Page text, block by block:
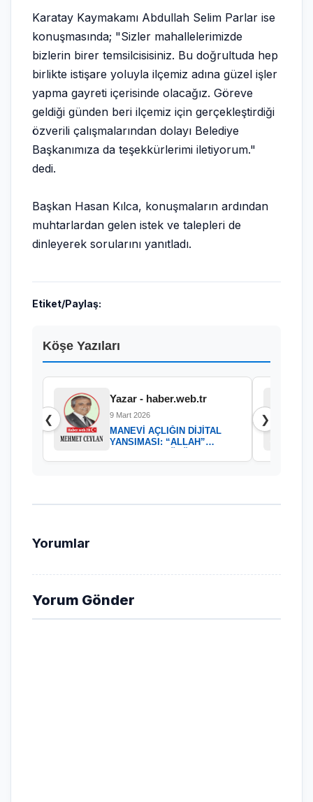
Karatay Kaymakamı Abdullah Selim Parlar ise
konuşmasında; "Sizler mahallelerimizde
bizlerin birer temsilcisisiniz. Bu doğrultuda hep
birlikte istişare yoluyla ilçemiz adına güzel işler
yapma gayreti içerisinde olacağız. Göreve
geldiği günden beri ilçemiz için gerçekleştirdiği
özverili çalışmalarından dolayı Belediye
Başkanımıza da teşekkürlerimi iletiyorum."
dedi.
Başkan Hasan Kılca, konuşmaların ardından
muhtarlardan gelen istek ve talepleri de
dinleyerek sorularını yanıtladı.
Etiket/Paylaş:
Köşe Yazıları
❮
Yazar - haber.web.tr
9 Mart 2026
MANEVİ AÇLIĞIN DİJİTAL
YANSIMASI: “ALLAH”
❯
Yorumlar
Yorum Gönder